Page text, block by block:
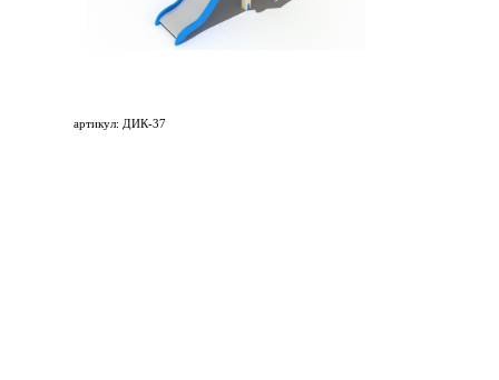
артикул: ДИК-37